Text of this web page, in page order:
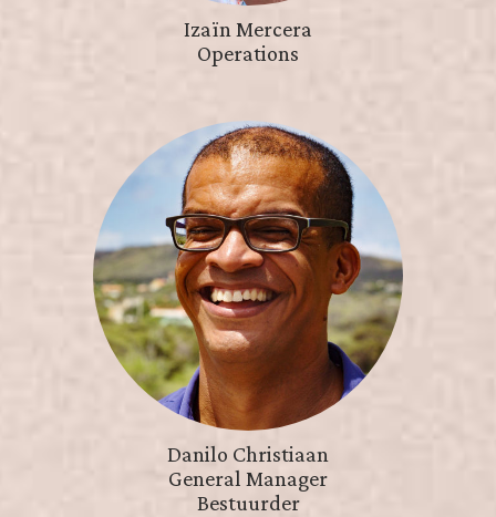
Izaïn Mercera
Operations
Danilo Christiaan
General Manager
Bestuurder